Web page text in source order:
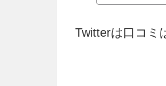
Twitterは口コミ